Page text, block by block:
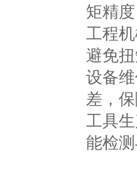
矩精
工程
避免
设备
差，
工具
能检